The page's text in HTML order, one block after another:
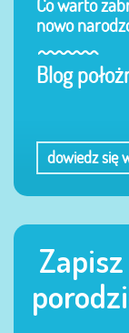
Co warto
nowo
Blog
dowiedz się